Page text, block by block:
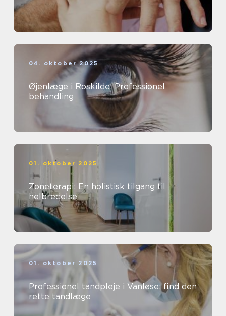
04. oktober 2025
Øjenlæge i Roskilde: Professionel
behandling
01. oktober 2025
Zoneterapi: En holistisk tilgang til
helbredelse
01. oktober 2025
Professionel tandpleje i Vanløse: find den
rette tandlæge